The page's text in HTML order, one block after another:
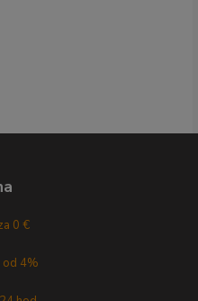
0 €
od 4%